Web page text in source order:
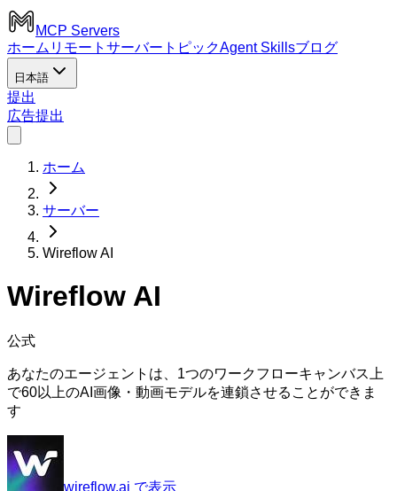
MCP Servers
ホーム リモートサーバー トピックAgent Skillsブログ
日本語
提出
広告提出
ホーム
サーバー
Wireflow AI
Wireflow AI
公式
あなたのエージェントは、1つのワークフローキャンバス上
で60以上のAI画像・動画モデルを連鎖させることができま
す
wireflow.ai で表示